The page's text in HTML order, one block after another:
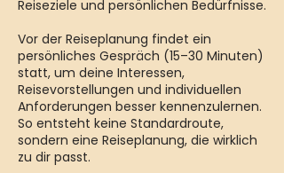
Reiseziele und persönlichen Bedürfnisse.
Vor der Reiseplanung findet ein
persönliches Gespräch (15–30 Minuten)
statt, um deine Interessen,
Reisevorstellungen und individuellen
Anforderungen besser kennenzulernen.
So entsteht keine Standardroute,
sondern eine Reiseplanung, die wirklich
zu dir passt.